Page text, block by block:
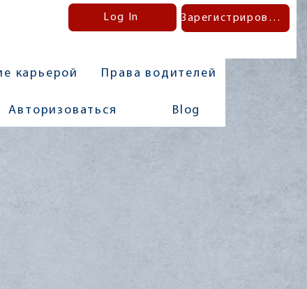
Log In Зарегистрироваться
карьерой Права водителей
Авторизоваться Blog